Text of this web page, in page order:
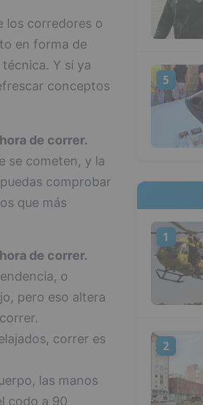
los corredores o
en forma de
Y si ya
conceptos
de correr.
se cometen, y la
comprobar
que más
de correr.
o
pero eso altera
correr es
las manos
codo a 90
5
1
2